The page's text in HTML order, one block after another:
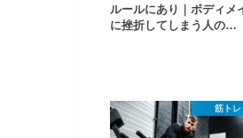
ルールにあり｜ボディメ
に挫折してしまう人の…
筋トレ